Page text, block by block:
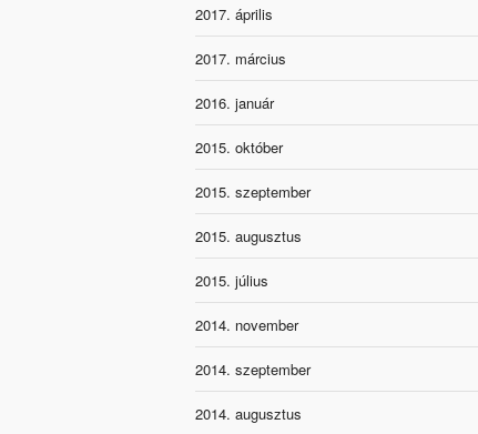
2017. április
2017. március
2016. január
2015. október
2015. szeptember
2015. augusztus
2015. július
2014. november
2014. szeptember
2014. augusztus